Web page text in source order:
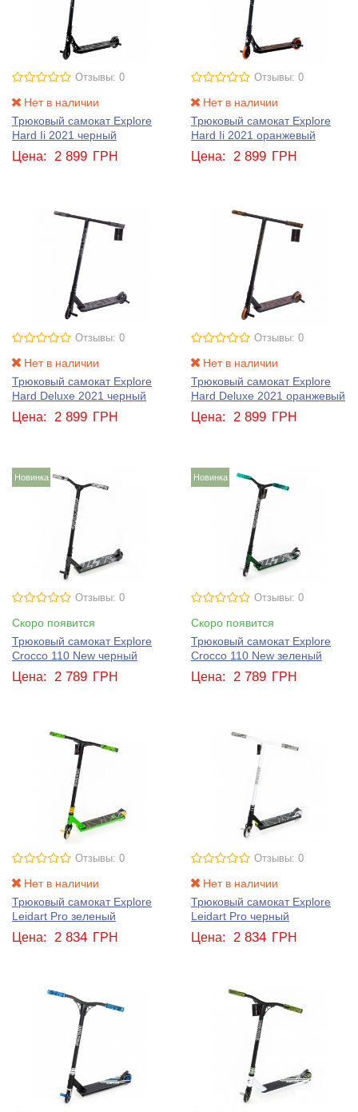
Отзывы: 0
Нет в наличии
Трюковый самокат Explore
Hard Ii 2021 черный
Цена: 2 899 ГРН
Отзывы: 0
Нет в наличии
Трюковый самокат Explore
Hard Ii 2021 оранжевый
Цена: 2 899 ГРН
Отзывы: 0
Нет в наличии
Трюковый самокат Explore
Hard Deluxe 2021 черный
Цена: 2 899 ГРН
Отзывы: 0
Нет в наличии
Трюковый самокат Explore
Hard Deluxe 2021 оранжевый
Цена: 2 899 ГРН
Новинка
Отзывы: 0
Скоро появится
Трюковый самокат Explore
Crocco 110 New черный
Цена: 2 789 ГРН
Новинка
Отзывы: 0
Скоро появится
Трюковый самокат Explore
Crocco 110 New зеленый
Цена: 2 789 ГРН
Отзывы: 0
Нет в наличии
Трюковый самокат Explore
Leidart Pro зеленый
Цена: 2 834 ГРН
Отзывы: 0
Нет в наличии
Трюковый самокат Explore
Leidart Pro черный
Цена: 2 834 ГРН